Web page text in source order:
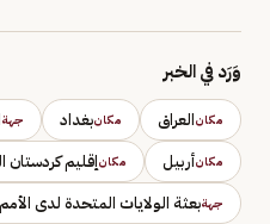
وَرَد في الخبر
مكانالعراق مكانبغداد جهة
مكانأربيل مكانإقليم كردستان
جهةبعثة الولايات المتحدة لدى